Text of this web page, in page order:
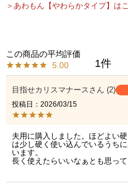
＞あわもん【やわらかタイプ】は
5.00 1
目指せカリスマナース 2
投稿日
2026/03/15
夫用に購入しました。ほどよい
は少し硬く使い込んでいるうち
います。
長く使えたらいいなぁとも思って